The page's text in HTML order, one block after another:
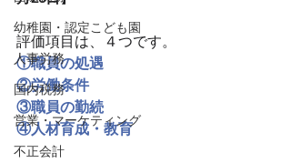
幼稚園・認定こども園
人事労務
国内税務
営業・マーケティング
不正会計
評価項目は、４つです。
①職員の処遇
②労働条件
③職員の勤続
④人材育成・教育